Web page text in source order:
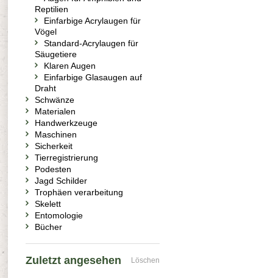
Reptilien
Einfarbige Acrylaugen für
Vögel
Standard-Acrylaugen für
Säugetiere
Klaren Augen
Einfarbige Glasaugen auf
Draht
Schwänze
Materialen
Handwerkzeuge
Maschinen
Sicherkeit
Tierregistrierung
Podesten
Jagd Schilder
Trophäen verarbeitung
Skelett
Entomologie
Bücher
Zuletzt angesehen Löschen